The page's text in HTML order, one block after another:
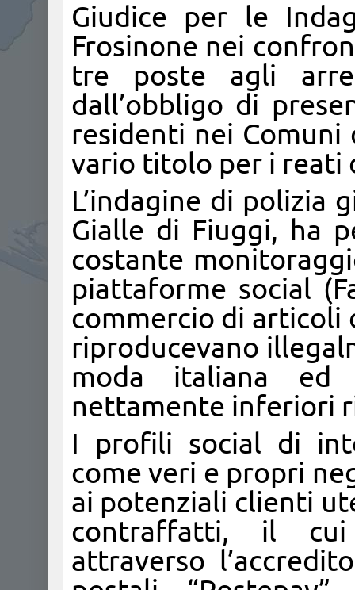
Giudice per le
Frosinone nei
tre poste agli
dall’obbligo di
residenti nei Comuni
vario titolo per i reati
L’indagine di polizia
Gialle di Fiuggi, ha
costante
piattaforme social
commercio di
riproducevano
moda italiana ed
nettamente inferiori
I profili social di
come veri e propri
ai potenziali clienti
contraffatti, il cui
attraverso